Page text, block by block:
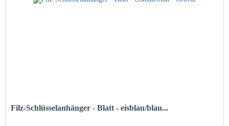
Filz-Schlüsselanhänger - Blatt - eisblau/blau...